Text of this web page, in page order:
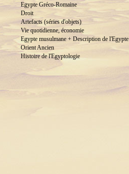
Egypte Gréco-Romaine
Droit
Artefacts (séries d'objets)
Vie quotidienne, économie
Egypte musulmane + Description de l'Egypte
Orient Ancien
Histoire de l'Egyptologie